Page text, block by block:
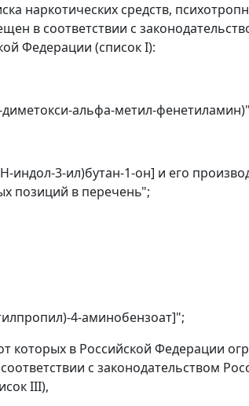
наркотических средств,
в соответствии с
Федерации (список I):
альфа-метил-фенетиламин)"
индол-3-ил)бутан-1-он] и его
позиций в перечень";
4-аминобензоат]";
которых в Российской Федерации
с законодательством
III),